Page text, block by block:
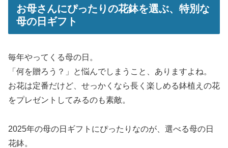
お母さんにぴったりの花鉢を選ぶ、特別な
母の日ギフト
毎年やってくる母の日。
「何を贈ろう？」と悩んでしまうこと、ありますよね。
お花は定番だけど、せっかくなら長く楽しめる鉢植えの花
をプレゼントしてみるのも素敵。
2025年の母の日ギフトにぴったりなのが、選べる母の日
花鉢。